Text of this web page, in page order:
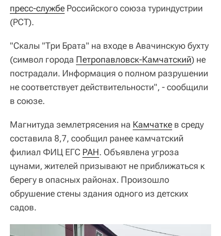
пресс-службе Российского союза туриндустрии
(РСТ).
"Скалы "Три Брата" на входе в Авачинскую бухту
(символ города Петропавловск-Камчатский) не
пострадали. Информация о полном разрушении
не соответствует действительности", - сообщили
в союзе.
Магнитуда землетрясения на Камчатке в среду
составила 8,7, сообщил ранее камчатский
филиал ФИЦ ЕГС РАН. Объявлена угроза
цунами, жителей призывают не приближаться к
берегу в опасных районах. Произошло
обрушение стены здания одного из детских
садов.